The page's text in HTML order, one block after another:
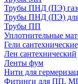
Трубы ПНД (ПЭ)
Трубы ПНД (ПЭ)
Трубы ПП
Уплотнительные
Гели
Лен сантехнический
Ленты фум
Нити для
Фитинги для ПП,